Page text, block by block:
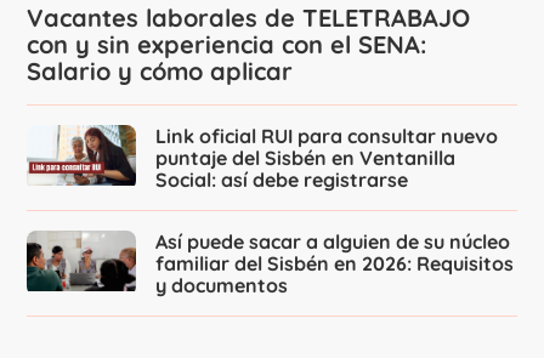
Vacantes laborales de TELETRABAJO
con y sin experiencia con el SENA:
Salario y cómo aplicar
Link oficial RUI para consultar nuevo
puntaje del Sisbén en Ventanilla
Social: así debe registrarse
Así puede sacar a alguien de su núcleo
familiar del Sisbén en 2026: Requisitos
y documentos